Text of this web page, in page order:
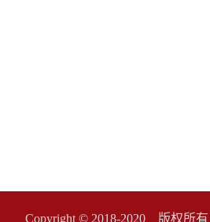
Copyright © 2018-2020 版权所